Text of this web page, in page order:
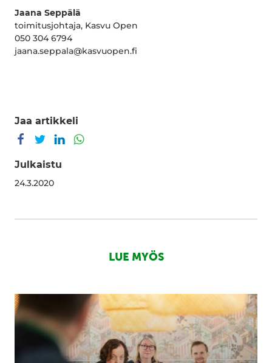
Jaana Seppälä
toimitusjohtaja, Kasvu Open
050 304 6794
jaana.seppala@kasvuopen.fi
Jaa artikkeli
Jaa Facebookissa
Jaa TwitterissäJaa LinkedInissä
Julkaistu
24.3.2020
LUE MYÖS
Seed
Village